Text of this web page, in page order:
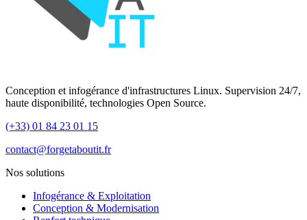
Conception et infogérance d'infrastructures Linux. Supervision 24/7,
haute disponibilité, technologies Open Source.
(+33) 01 84 23 01 15
contact@forgetaboutit.fr
Nos solutions
Infogérance & Exploitation
Conception & Modernisation